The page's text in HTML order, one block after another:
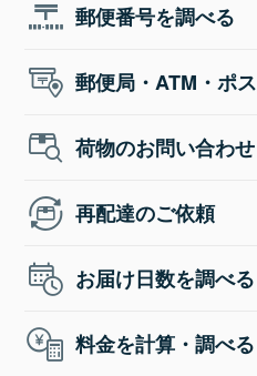
郵便番号を調べる
郵便局・ATM・ポ
荷物のお問い合わせ
再配達のご依頼
お届け日数を調べる
料金を計算・調べる